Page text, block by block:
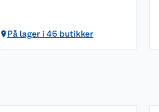
På lager i 46 butikker